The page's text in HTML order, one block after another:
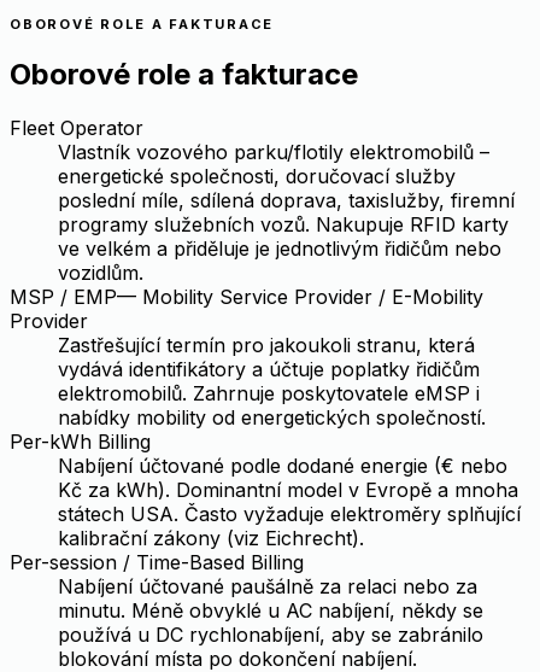
OBOROVÉ ROLE A FAKTURACE
Oborové role a fakturace
Fleet Operator
Vlastník vozového parku/flotily elektromobilů –
energetické společnosti, doručovací služby
poslední míle, sdílená doprava, taxislužby, firemní
programy služebních vozů. Nakupuje RFID karty
ve velkém a přiděluje je jednotlivým řidičům nebo
vozidlům.
MSP / EMP— Mobility Service Provider / E-Mobility
Provider
Zastřešující termín pro jakoukoli stranu, která
vydává identifikátory a účtuje poplatky řidičům
elektromobilů. Zahrnuje poskytovatele eMSP i
nabídky mobility od energetických společností.
Per-kWh Billing
Nabíjení účtované podle dodané energie (€ nebo
Kč za kWh). Dominantní model v Evropě a mnoha
státech USA. Často vyžaduje elektroměry splňující
kalibrační zákony (viz Eichrecht).
Per-session / Time-Based Billing
Nabíjení účtované paušálně za relaci nebo za
minutu. Méně obvyklé u AC nabíjení, někdy se
používá u DC rychlonabíjení, aby se zabránilo
blokování místa po dokončení nabíjení.